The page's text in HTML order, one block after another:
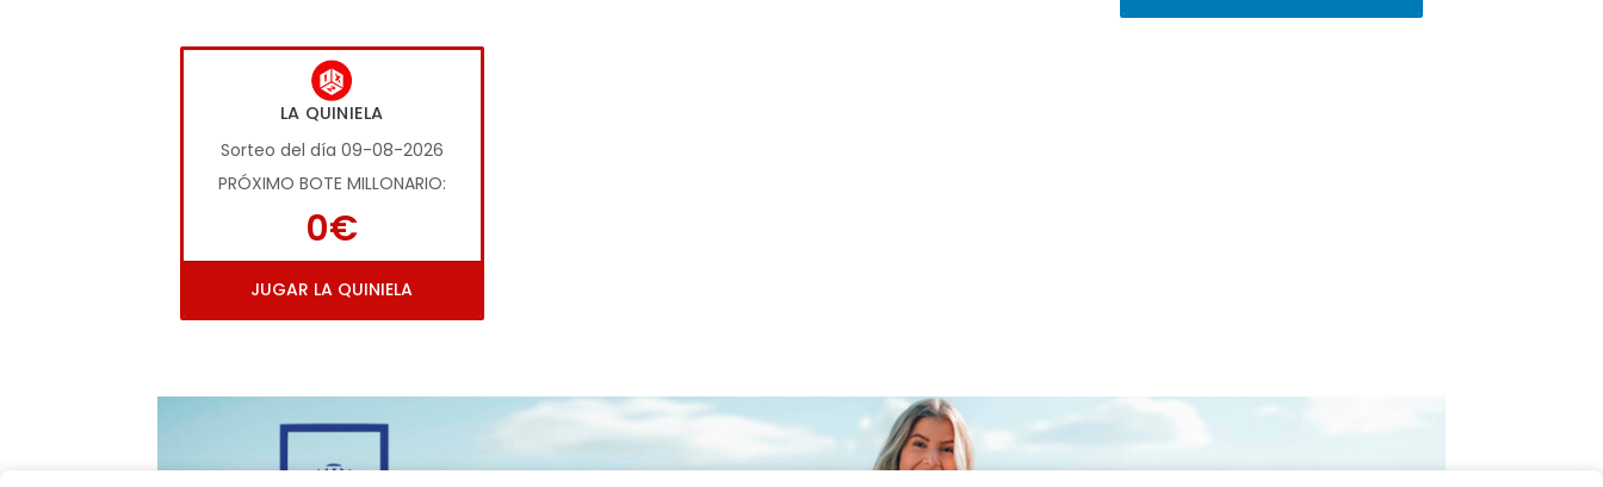
LA QUINIELA
Sorteo del día 09-08-2026
PRÓXIMO BOTE MILLONARIO:
0€
JUGAR LA QUINIELA